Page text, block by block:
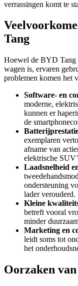
verrassingen komt te
Tang
Hoewel de BYD Tang
wagen is, ervaren
problemen komen het
Software- en
moderne,
kunnen er
de
exemplaren
afname van
elektrische
Laadsnelheid
ondersteuning
lader verouderd.
Kleine
betreft vooral
minder
Marketing en
leidt soms tot
het
Oorzaken